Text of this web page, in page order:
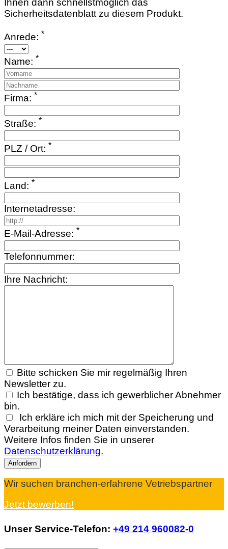
Ihnen dann schnellstmöglich das
Sicherheitsdatenblatt zu diesem Produkt.
Anrede: *
Name: *
Firma: *
Straße: *
PLZ / Ort: *
Land: *
Internetadresse:
E-Mail-Adresse: *
Telefonnummer:
Ihre Nachricht:
Bitte schicken Sie mir regelmäßig Ihren
Newsletter zu.
Ich bestätige, dass ich gewerblicher Abnehmer
bin.
Ich erkläre ich mich mit der Speicherung und
Verarbeitung meiner Daten einverstanden.
Weitere Infos finden Sie in unserer
Datenschutzerklärung.
Wir suchen branchen-erfahrene Vetriebspartner
Jetzt bewerben!
Unser Service-Telefon: +49 214 960082-0